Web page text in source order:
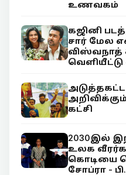
உணவகம்
கஜினி
சார் மேல
வெளியீட்டு
கட்சி
2030இல்
உலக
கொடியை
சோப்ரா -